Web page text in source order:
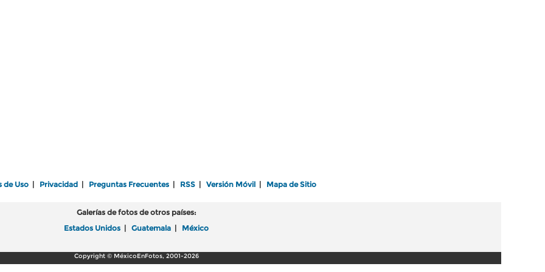
de Uso Privacidad Preguntas Frecuentes RSS Versión Móvil Mapa de Sitio
Galerías de fotos de otros países:
Estados Unidos
Guatemala México
Copyright © MéxicoEnFotos, 2001-2026